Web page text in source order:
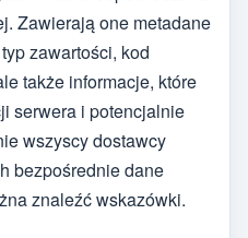
Zawierają one metadane
zawartości, kod
także informacje, które
serwera i potencjalnie
wszyscy dostawcy
bezpośrednie dane
znaleźć wskazówki.